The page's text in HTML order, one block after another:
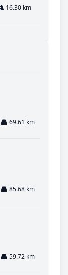
16.30 km
69.61 km
85.68 km
59.72 km